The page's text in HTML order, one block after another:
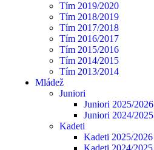
Tím 2019/2020
Tím 2018/2019
Tím 2017/2018
Tím 2016/2017
Tím 2015/2016
Tím 2014/2015
Tím 2013/2014
Mládež
Juniori
Juniori 2025/2026
Juniori 2024/2025
Kadeti
Kadeti 2025/2026
Kadeti 2024/2025